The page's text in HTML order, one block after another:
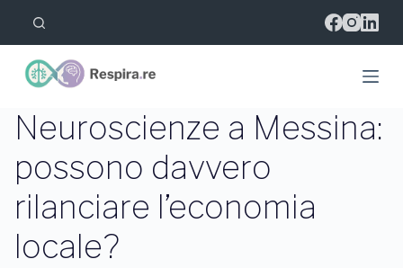
l
l
c
n
t
n
o
Neuroscienze a Messina:
possono davvero
rilanciare l’economia
locale?